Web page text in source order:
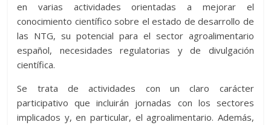
en varias actividades orientadas a mejorar el
conocimiento científico sobre el estado de desarrollo de
las NTG, su potencial para el sector agroalimentario
español, necesidades regulatorias y de divulgación
científica.
Se trata de actividades con un claro carácter
participativo que incluirán jornadas con los sectores
implicados y, en particular, el agroalimentario. Además,